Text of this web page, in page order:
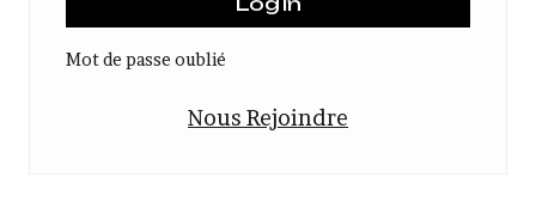
Mot de passe oublié
Nous Rejoindre